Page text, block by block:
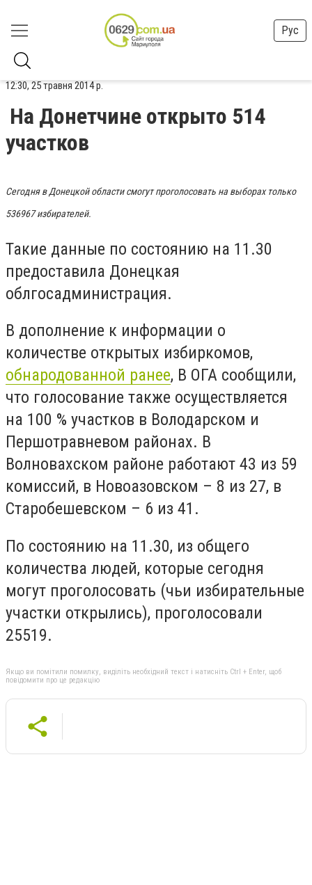
Рус
12:30, 25 травня 2014 р.
На Донетчине открыто 514
участков
Сегодня в Донецкой области смогут проголосовать на выборах только
536967 избирателей.
Такие данные по состоянию на 11.30
предоставила Донецкая
облгосадминистрация.
В дополнение к информации о
количестве открытых избиркомов,
обнародованной ранее, В ОГА сообщили,
что голосование также осуществляется
на 100 % участков в Володарском и
Першотравневом районах. В
Волновахском районе работают 43 из 59
комиссий, в Новоазовском – 8 из 27, в
Старобешевском – 6 из 41.
По состоянию на 11.30, из общего
количества людей, которые сегодня
могут проголосовать (чьи избирательные
участки открылись), проголосовали
25519.
Якщо ви помітили помилку, виділіть необхідний текст і натисніть Ctrl + Enter, щоб
повідомити про це редакцію